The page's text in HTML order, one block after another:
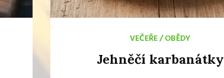
VEČEŘE/OBĚDY
Jehněčí karbanátky